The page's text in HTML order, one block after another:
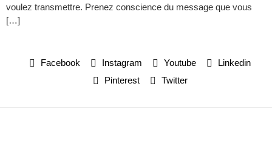
voulez transmettre. Prenez conscience du message que vous
[…]
Facebook Instagram Youtube
Linkedin
Pinterest
Twitter